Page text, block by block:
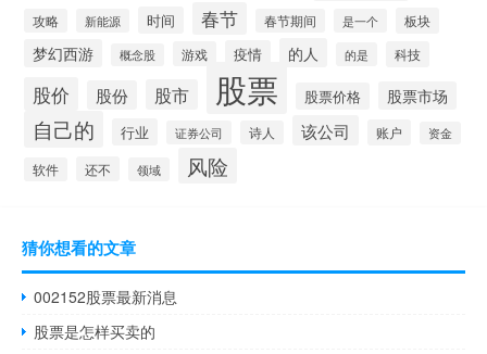
攻略 新能源 时间 春节 春节期间 是一个 板块
梦幻西游 概念股 游戏 疫情 的人 的是 科技
股价 股份 股市 股票 股票价格 股票市场
自己的 行业 证券公司 诗人 该公司 账户 资金
软件 还不 领域 风险
猜你想看的文章
002152股票最新消息
股票是怎样买卖的